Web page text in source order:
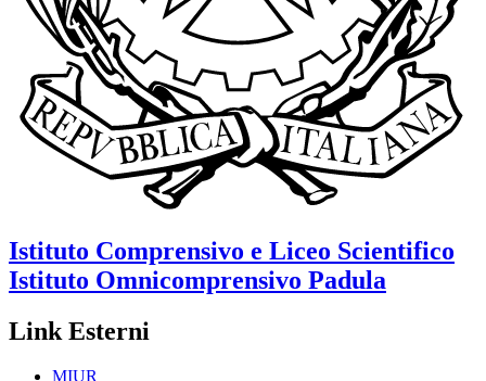
Istituto Comprensivo e Liceo Scientifico
Istituto Omnicomprensivo Padula
Link Esterni
MIUR